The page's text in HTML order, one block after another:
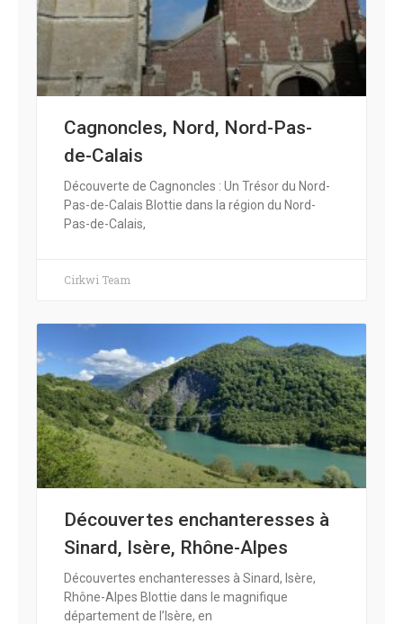
Cagnoncles, Nord, Nord-Pas-
de-Calais
Découverte de Cagnoncles : Un Trésor du Nord-
Pas-de-Calais Blottie dans la région du Nord-
Pas-de-Calais,
Cirkwi Team
Découvertes enchanteresses à
Sinard, Isère, Rhône-Alpes
Découvertes enchanteresses à Sinard, Isère,
Rhône-Alpes Blottie dans le magnifique
département de l’Isère, en